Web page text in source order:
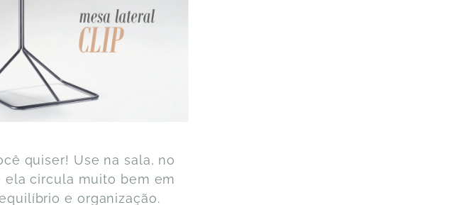
quiser! Use na sala, no
ela circula muito bem em
e organização.